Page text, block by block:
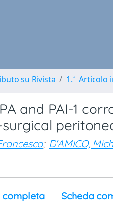
su Rivista 1.1 Articolo
and PAI-1
; D'AMICO,
completa Scheda